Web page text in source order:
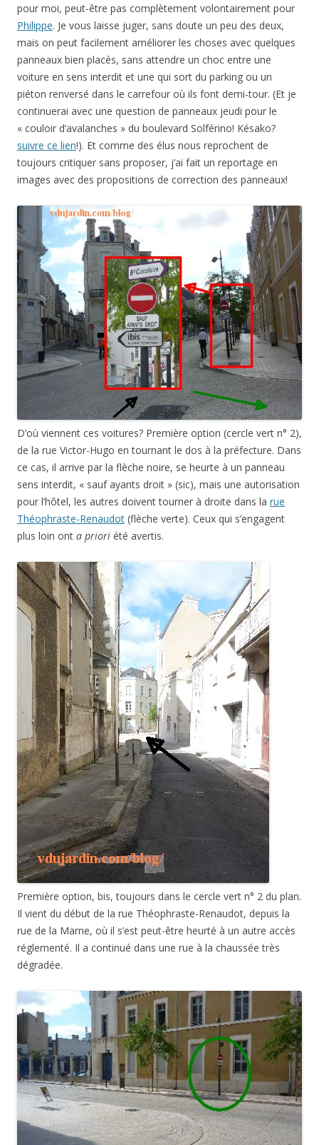
pour moi, peut-être pas complètement volontairement pour
Philippe. Je vous laisse juger, sans doute un peu des deux,
mais on peut facilement améliorer les choses avec quelques
panneaux bien placés, sans attendre un choc entre une
voiture en sens interdit et une qui sort du parking ou un
piéton renversé dans le carrefour où ils font demi-tour. (Et je
continuerai avec une question de panneaux jeudi pour le
« couloir d’avalanches » du boulevard Solférino! Késako?
suivre ce lien!). Et comme des élus nous reprochent de
toujours critiquer sans proposer, j’ai fait un reportage en
images avec des propositions de correction des panneaux!
D’où viennent ces voitures? Première option (cercle vert n° 2),
de la rue Victor-Hugo en tournant le dos à la préfecture. Dans
ce cas, il arrive par la flèche noire, se heurte à un panneau
sens interdit, « sauf ayants droit » (sic), mais une autorisation
pour l’hôtel, les autres doivent tourner à droite dans la rue
Théophraste-Renaudot (flèche verte). Ceux qui s’engagent
plus loin ont a priori été avertis.
Première option, bis, toujours dans le cercle vert n° 2 du plan.
Il vient du début de la rue Théophraste-Renaudot, depuis la
rue de la Marne, où il s’est peut-être heurté à un autre accès
réglementé. Il a continué dans une rue à la chaussée très
dégradée.